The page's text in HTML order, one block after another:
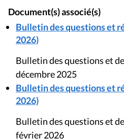
Document(s) associé(s)
Bulletin des questions et
2026)
Bulletin des questions et
décembre 2025
Bulletin des questions et
2026)
Bulletin des questions et
février 2026